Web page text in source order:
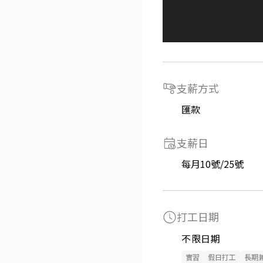
支薪方式
匯款
支薪日
每月10號/25號
打工日期
不限日期
實習 假日打工 長期